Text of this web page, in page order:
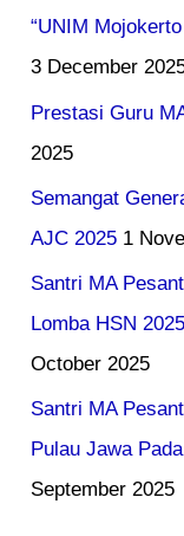
“UNIM
3 December
Prestasi Guru
2025
Semangat
AJC 2025 1
Santri MA
Lomba HSN
October 2025
Santri MA
Pulau Jawa
September 2025